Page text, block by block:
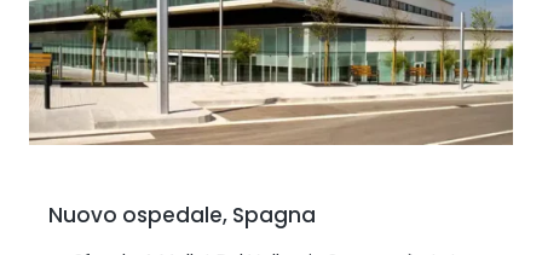
Nuovo ospedale, Spagna